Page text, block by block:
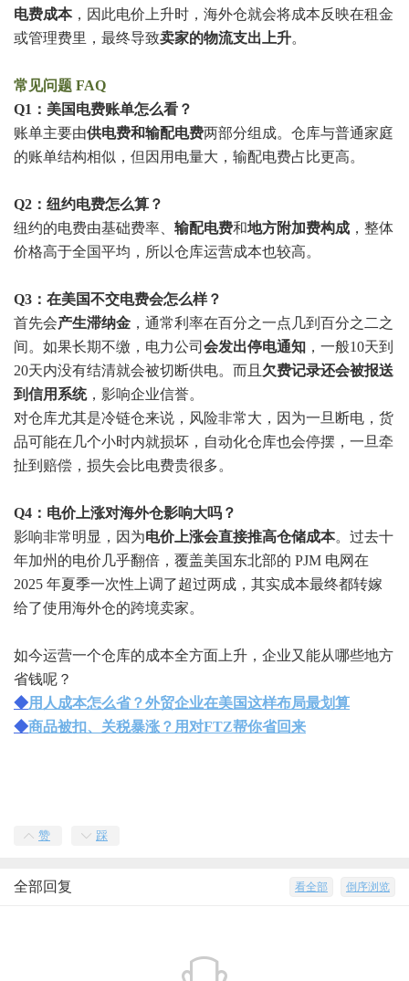
电费成本，因此电价上升时，海外仓就会将成本反映在租金
或管理费里，最终导致卖家的物流支出上升。
常见问题 FAQ
Q1：美国电费账单怎么看？
账单主要由供电费和输配电费两部分组成。仓库与普通家庭
的账单结构相似，但因用电量大，输配电费占比更高。
Q2：纽约电费怎么算？
纽约的电费由基础费率、 输配电费和地方附加费构成 ，整体
价格高于全国平均，所以仓库运营成本也较高。
Q3：在美国不交电费会怎么样？
首先会产生滞纳金 ，通常利率在百分之一点几到百分之二之
间。如果长期不缴，电力公司 会发出停电通知 ，一般10天到
20天内没有结清就会被切断供电。而且 欠费记录还会被报送
到信用系统，影响企业信誉。
对仓库尤其是冷链仓来说，风险非常大，因为一旦断电，货
品可能在几个小时内就损坏，自动化仓库也会停摆，一旦牵
扯到赔偿，损失会比电费贵很多。
Q4：电价上涨对海外仓影响大吗？
影响非常明显，因为电价上涨会直接推高仓储成本。过去十
年加州的电价几乎翻倍，覆盖美国东北部的 PJM 电网在
2025 年夏季一次性上调了超过两成，其实成本最终都转嫁
给了使用海外仓的跨境卖家。
如今运营一个仓库的成本全方面上升，企业又能从哪些地方
省钱呢？
◆用人成本怎么省？外贸企业在美国这样布局最划算
◆商品被扣、关税暴涨？用对FTZ帮你省回来
赞 踩
倒序浏览
看全部
全部回复